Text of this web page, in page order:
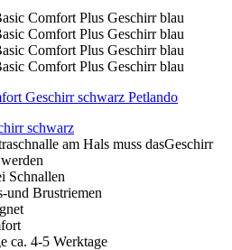
Petlando
schwarz
am Hals muss dasGeschirr
Schnallen
und Brustriemen
ca. 4-5 Werktage